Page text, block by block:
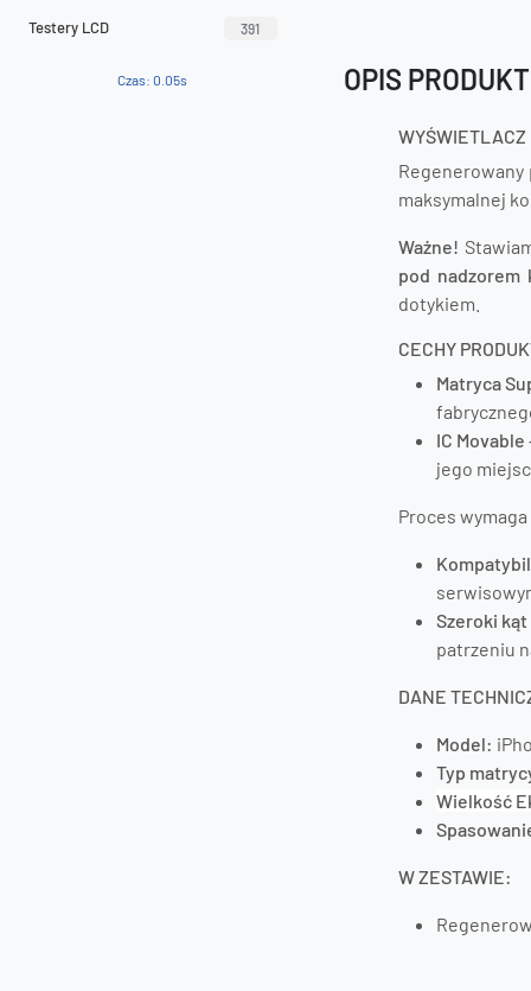
Testery LCD 391
Czas: 0.05s OPIS
WYŚWIETLACZ
maksymalnej
Ważne!
pod nadzorem
dotykiem.
CECHY
Matryca
IC
jego
Proces
Szeroki kąt
patrzeniu
DANE
Model:
Typ
Wielkość
W ZESTAWIE: